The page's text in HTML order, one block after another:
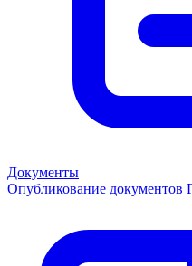
Документы
Опубликование